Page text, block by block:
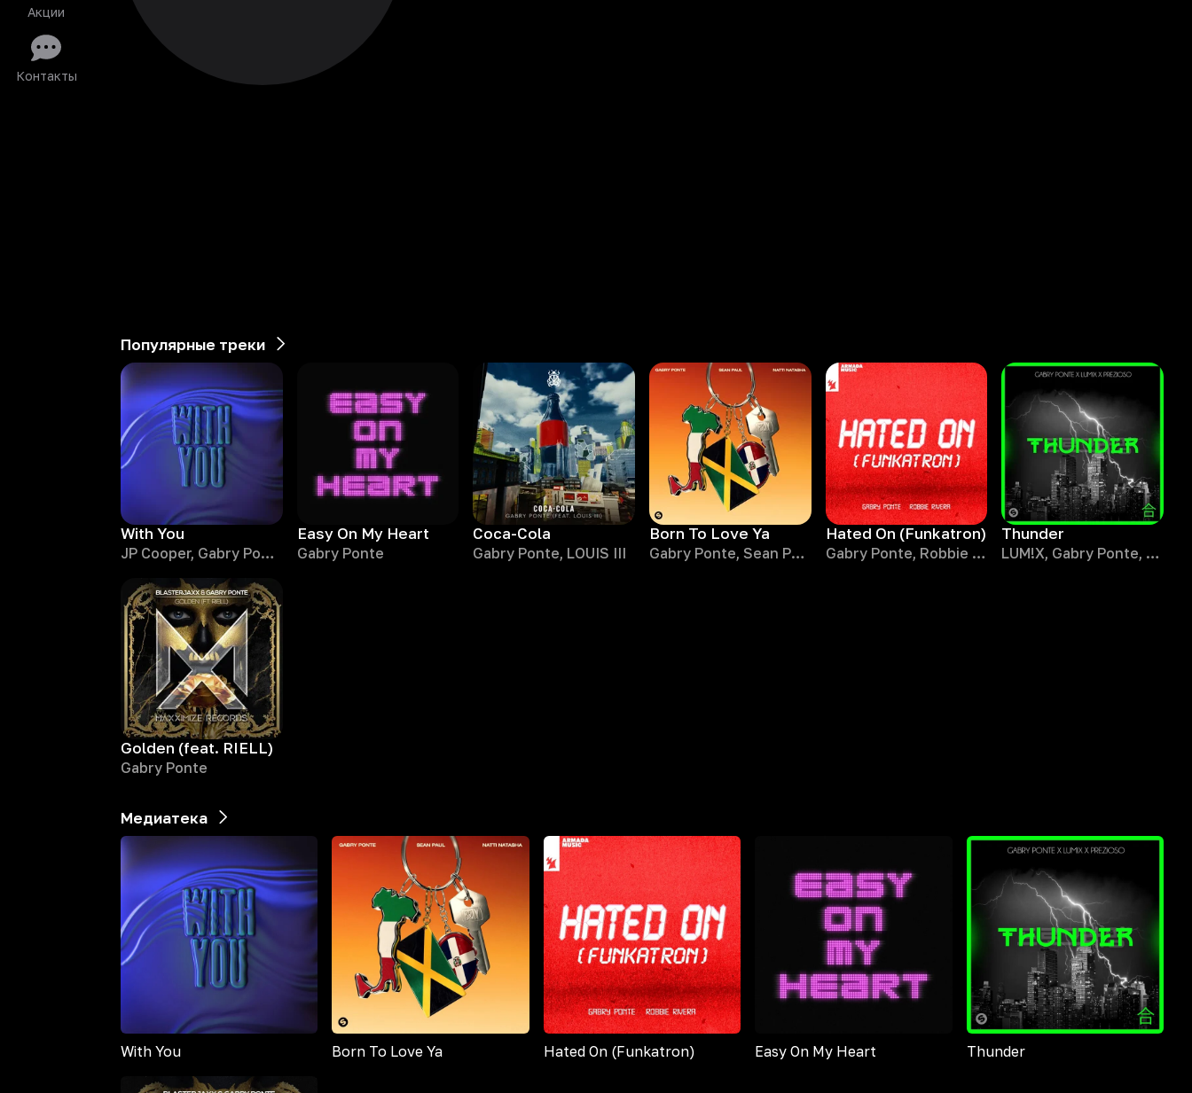
Акции
Контакты
Популярные треки
With You
JP Cooper, Gabry Ponte
Easy On My Heart
Gabry Ponte
Coca-Cola
Gabry Ponte, LOUIS III
Born To Love Ya
Gabry Ponte, Sean Paul, Natti Natasha
Hated On (Funkatron)
Gabry Ponte, Robbie Rivera
Thunder
LUM!X, Gabry Ponte, Prezioso
Golden (feat. RIELL)
Gabry Ponte
Медиатека
With You Born To Love Ya Hated On (Funkatron) Easy On My Heart Thunder